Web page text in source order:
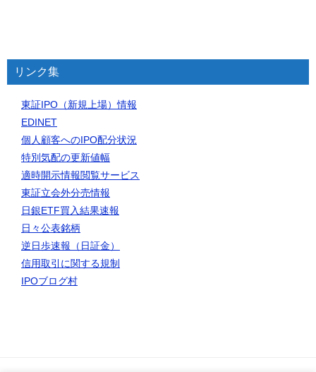
リンク集
東証IPO（新規上場）情報
EDINET
個人顧客へのIPO配分状況
特別気配の更新値幅
適時開示情報閲覧サービス
東証立会外分売情報
日銀ETF買入結果速報
日々公表銘柄
逆日歩速報（日証金）
信用取引に関する規制
IPOブログ村